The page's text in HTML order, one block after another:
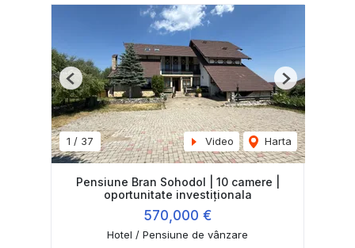
1 / 37 Video Harta
Previous Next
Pensiune Bran Sohodol | 10 camere |
oportunitate investiționala
570,000 €
Hotel / Pensiune de vânzare